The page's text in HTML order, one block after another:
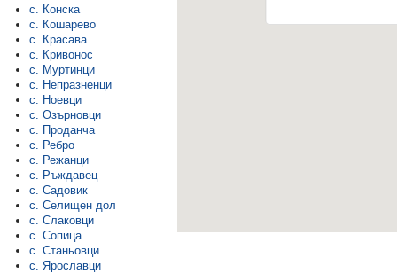
с. Конска
с. Кошарево
с. Красава
с. Кривонос
с. Муртинци
с. Непразненци
с. Ноевци
с. Озърновци
с. Проданча
с. Ребро
с. Режанци
с. Ръждавец
с. Садовик
с. Селищен дол
с. Слаковци
с. Сопица
с. Станьовци
с. Ярославци